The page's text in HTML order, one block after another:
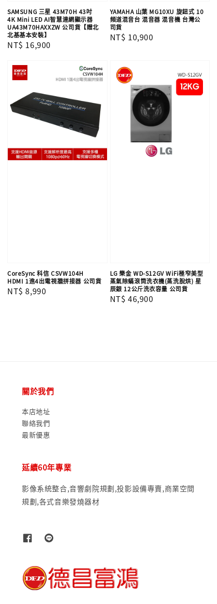
SAMSUNG 三星 43M70H 43吋
4K Mini LED AI智慧連網顯示器
UA43M70HAXXZW 公司貨【贈北
北基基本安裝】
Regular
NT$ 16,900
YAMAHA 山葉 MG10XU 旋鈕式 10
頻道混音台 混音器 混音機 台灣公
司貨
Regular
NT$ 10,900
CoreSync 科信 CSVW104H
HDMI 1進4出電視牆拼接器 公司貨
Regular
NT$ 8,990
LG 樂金 WD-S12GV WiFi極窄美型
蒸氣除蟎滾筒洗衣機(蒸洗脫烘) 星
辰銀 12公斤洗衣容量 公司貨
Regular
NT$ 46,900
關於我們
本店地址
聯絡我們
最新優惠
延續60年專業
影像系統整合,音響劇院規劃,投影設備專賣,商業空間
規劃,各式音樂發燒器材